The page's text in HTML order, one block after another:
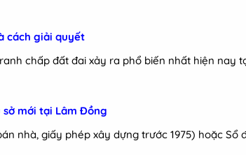
cách giải quyết
chấp đất đai xảy ra phổ biến nhất hiện nay
mới tại Lâm Đồng
nhà, giấy phép xây dựng trước 1975) hoặc